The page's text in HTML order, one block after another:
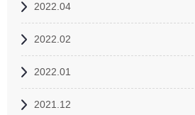
2022.04
2022.02
2022.01
2021.12